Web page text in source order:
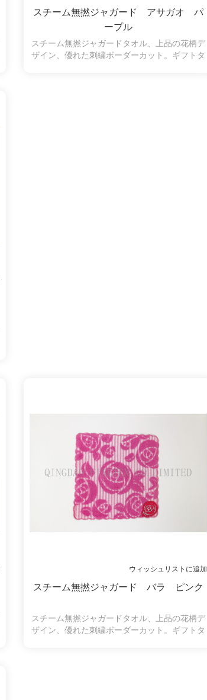
スチーム無撚ジャガード アサガオ パ
ープル
スチーム無撚ジャガードタオル、上品の花柄デ
ザイン、優れた刺繍ボーダーカット。ギフトタ
ウィッシュリストに追加
スチーム無撚ジャガード バラ ピンク
スチーム無撚ジャガードタオル、上品の花柄デ
ザイン、優れた刺繍ボーダーカット。ギフトタ